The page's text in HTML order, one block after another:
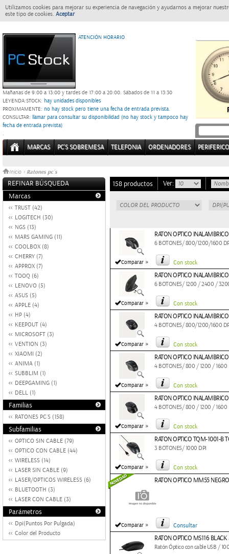
Utilizamos cookies para mejorar su experiencia de navegación y ayudarnos a mejorar
este tipo de cookies. Aceptar
ATENCIÓN HORARIO
Mañanas de 9:00 a 13:00 y tardes de 17:00 a 20:00. Sábados de 11 a 13:30
LEYENDA:STOCK: hay unidades disponibles
PROXIMAMENTE: no hay stock pero tiene una fecha de entrada prevista.
CONSULTAR: llamar para consultar su disponibilidad (no hay stock y tampoco hay
fecha de entrada prevista)
.
MARCAS PC'S SOBREMESA TELEFONIA ORDENADORES
Inicio > Ratones pc´s
REFINAR BÚSQUEDA
Marcas
TRUST (42)
LOGITECH (30)
NGS (13)
MARS GAMING (11)
COOLBOX (8)
CHERRY (7)
APPROX (7)
TOOQ (6)
LENOVO (5)
ASUS (5)
APPLE (4)
HP (4)
KEEPOUT (4)
MICROSOFT (3)
VENTION (3)
XIAOMI (2)
ANIMA (1)
SUBBLIM (1)
DEEPGAMING (1)
DELL (1)
Familias
RATONES PC´S (158)
Subfamilias
OPTICO SIN CABLE (79)
OPTICO CON CABLE (44)
WIRELESS (14)
LASER SIN CABLE (9)
LASER/OPTICOS WIRELESS (6)
BLUETOOTH (3)
LASER CON CABLE (3)
Parámetros
Dpi(Puntos Por Pulgada)
Color del Producto
158 productos Ver:
Comparar »
RATON OPTICO
6 BOTONES/ 800/1200/1600
Con stock
Comparar »
RATON OPTICO
6 BOTONES/ 1200 / 2400 /
Con stock
Comparar »
RATON OPTICO
4 BOTONES/ 800/1200/1600
Con stock
Comparar »
RATON OPTICO
4 BOTONES/ 800 / 1200 / 1600
Con stock
Comparar »
RATON OPTICO
4 BOTONES/ 800 / 1200 / 1600
Con stock
Comparar »
RATON OPTICO TQM-1001-B
3 BOTONES/ 1000 DPI
Con stock
Comparar »
RATON OPTICO MM55
Consultar
RATON OPTICO MS116 BLACK
Ratón Óptico con cable USB /